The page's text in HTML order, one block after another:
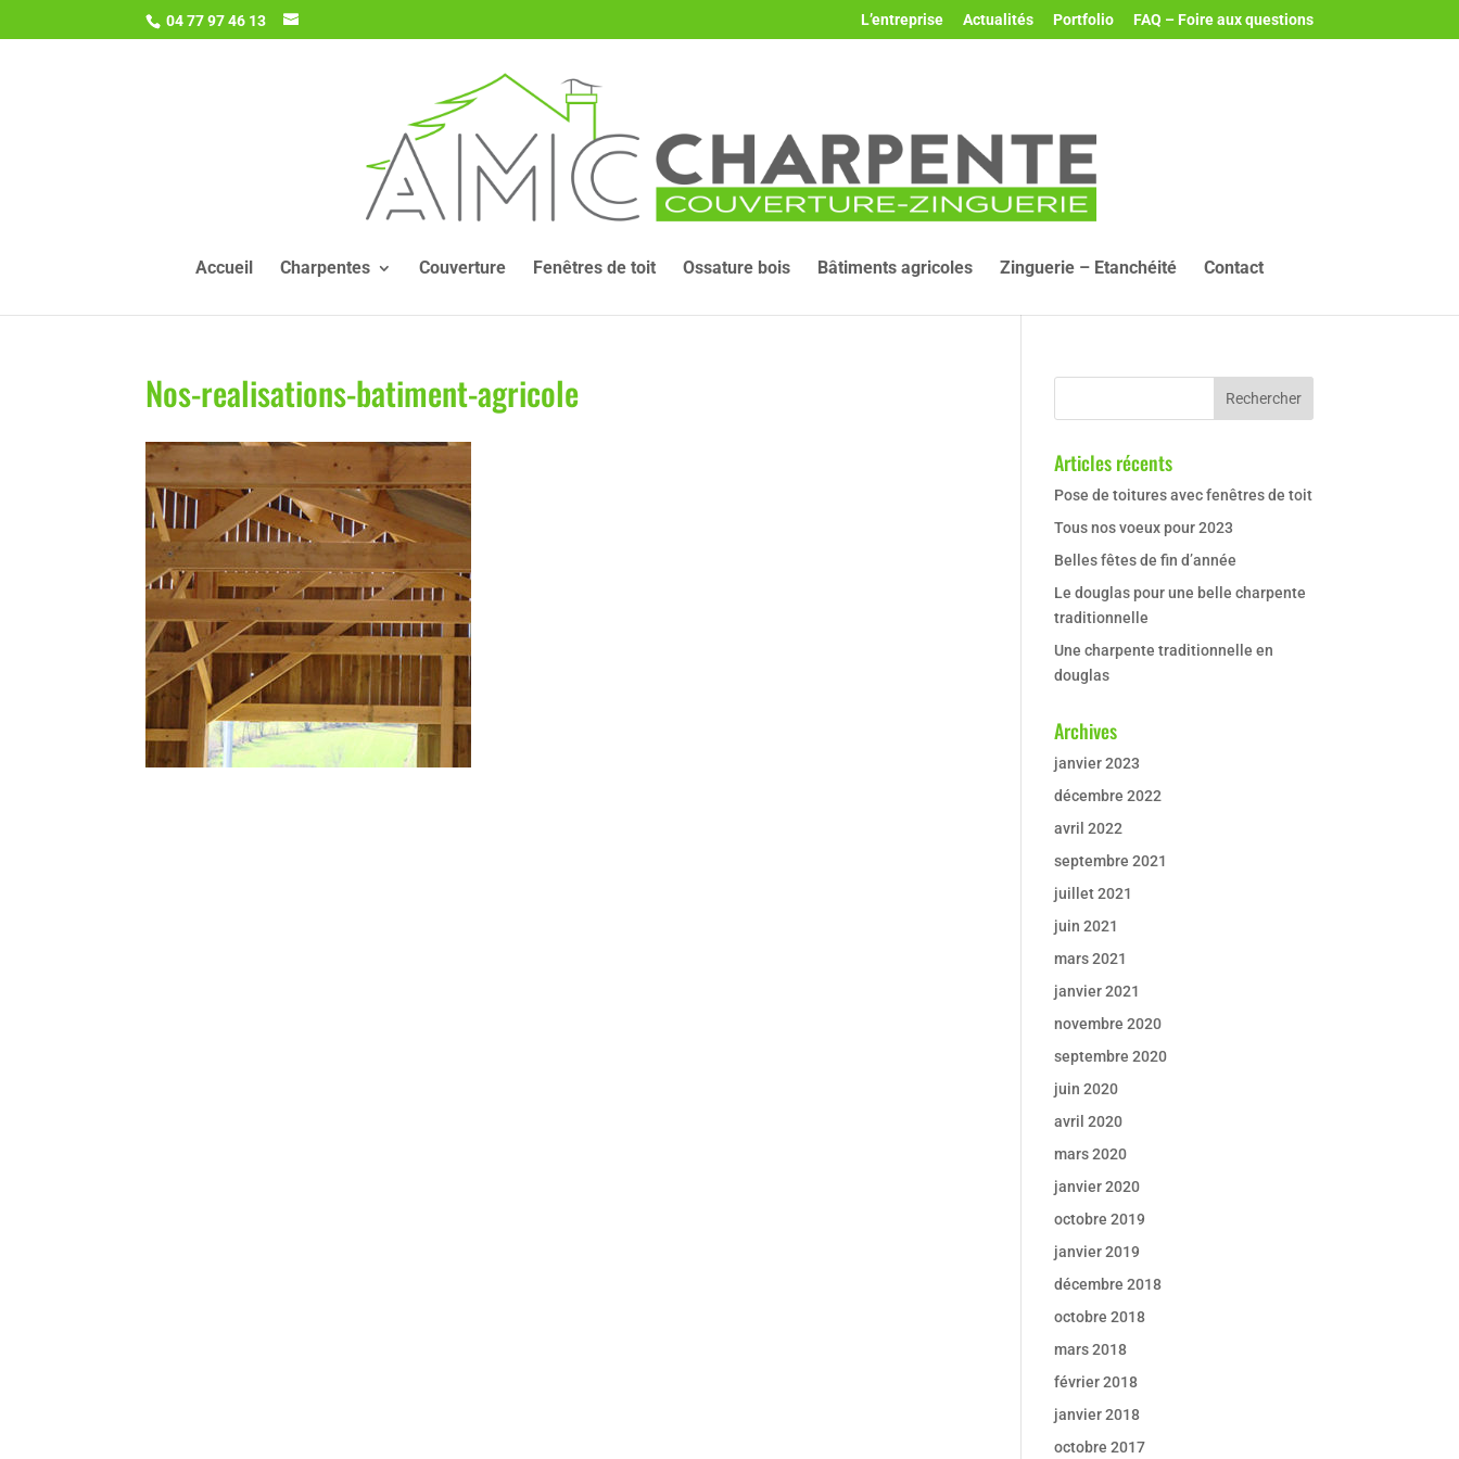
04 77 97 46 13 L’entreprise Actualités Portfolio FAQ – Foire aux questions
Accueil Charpentes Couverture Fenêtres de toit Ossature bois Bâtiments agricoles Zinguerie – Etanchéité Contact
Nos-realisations-batiment-agricole
Articles récents
Pose de toitures avec fenêtres de toit
Tous nos voeux pour 2023
Belles fêtes de fin d’année
Le douglas pour une belle charpente
traditionnelle
Une charpente traditionnelle en
douglas
Archives
janvier 2023
décembre 2022
avril 2022
septembre 2021
juillet 2021
juin 2021
mars 2021
janvier 2021
novembre 2020
septembre 2020
juin 2020
avril 2020
mars 2020
janvier 2020
octobre 2019
janvier 2019
décembre 2018
octobre 2018
mars 2018
février 2018
janvier 2018
octobre 2017